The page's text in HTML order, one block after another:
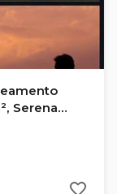
Serena